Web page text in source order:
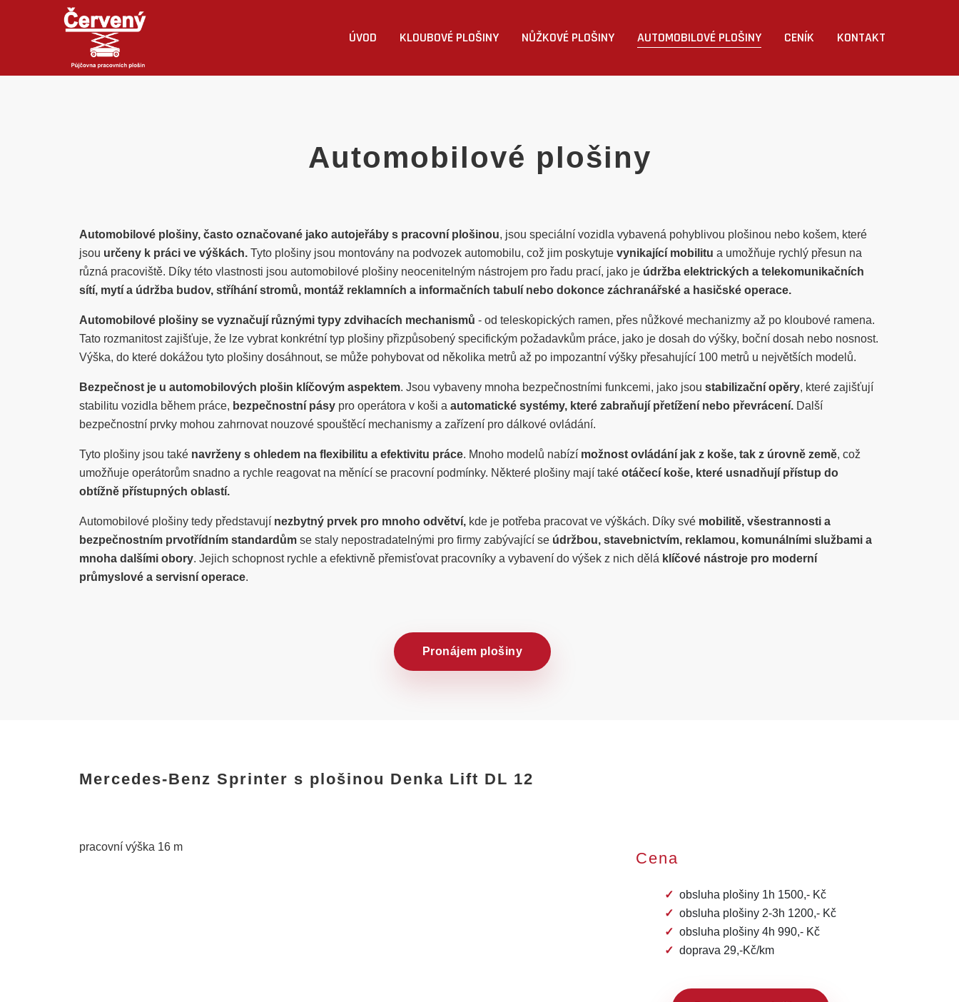
ÚVOD KLOUBOVÉ PLOŠINY NŮŽKOVÉ PLOŠINY AUTOMOBILOVÉ PLOŠINY CENÍK KONTAKT
Automobilové plošiny
Automobilové plošiny, často označované jako autojeřáby s pracovní plošinou, jsou speciální vozidla vybavená pohyblivou plošinou nebo košem, které
jsou určeny k práci ve výškách. Tyto plošiny jsou montovány na podvozek automobilu, což jim poskytuje vynikající mobilitu a umožňuje rychlý přesun na
různá pracoviště. Díky této vlastnosti jsou automobilové plošiny neocenitelným nástrojem pro řadu prací, jako je údržba elektrických a telekomunikačních
sítí, mytí a údržba budov, stříhání stromů, montáž reklamních a informačních tabulí nebo dokonce záchranářské a hasičské operace.
Automobilové plošiny se vyznačují různými typy zdvihacích mechanismů - od teleskopických ramen, přes nůžkové mechanizmy až po kloubové ramena.
Tato rozmanitost zajišťuje, že lze vybrat konkrétní typ plošiny přizpůsobený specifickým požadavkům práce, jako je dosah do výšky, boční dosah nebo nosnost.
Výška, do které dokážou tyto plošiny dosáhnout, se může pohybovat od několika metrů až po impozantní výšky přesahující 100 metrů u největších modelů.
Bezpečnost je u automobilových plošin klíčovým aspektem. Jsou vybaveny mnoha bezpečnostními funkcemi, jako jsou stabilizační opěry, které zajišťují
stabilitu vozidla během práce, bezpečnostní pásy pro operátora v koši a automatické systémy, které zabraňují přetížení nebo převrácení. Další
bezpečnostní prvky mohou zahrnovat nouzové spouštěcí mechanismy a zařízení pro dálkové ovládání.
Tyto plošiny jsou také navrženy s ohledem na flexibilitu a efektivitu práce. Mnoho modelů nabízí možnost ovládání jak z koše, tak z úrovně země, což
umožňuje operátorům snadno a rychle reagovat na měnící se pracovní podmínky. Některé plošiny mají také otáčecí koše, které usnadňují přístup do
obtížně přístupných oblastí.
Automobilové plošiny tedy představují nezbytný prvek pro mnoho odvětví, kde je potřeba pracovat ve výškách. Díky své mobilitě, všestrannosti a
bezpečnostním prvotřídním standardům se staly nepostradatelnými pro firmy zabývající se údržbou, stavebnictvím, reklamou, komunálními službami a
mnoha dalšími obory. Jejich schopnost rychle a efektivně přemisťovat pracovníky a vybavení do výšek z nich dělá klíčové nástroje pro moderní
průmyslové a servisní operace.
Pronájem plošiny
Mercedes-Benz Sprinter s plošinou Denka Lift DL 12
pracovní výška 16 m
Cena
obsluha plošiny 1h 1500,- Kč
obsluha plošiny 2-3h 1200,- Kč
obsluha plošiny 4h 990,- Kč
doprava 29,-Kč/km